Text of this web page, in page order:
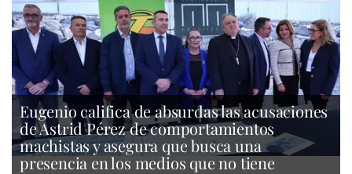
Eugenio califica de absurdas las acusaciones
de Astrid Pérez de comportamientos
machistas y asegura que busca una
presencia en los medios que no tiene